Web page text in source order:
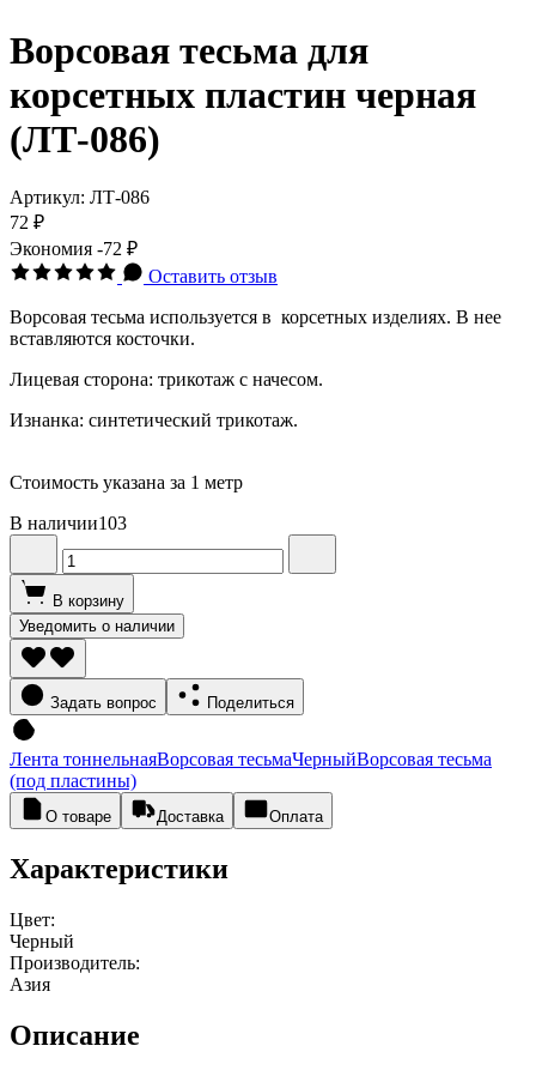
Ворсовая тесьма для
корсетных пластин черная
(ЛТ-086)
Артикул: ЛТ-086
72 ₽
Экономия -72 ₽
Оставить отзыв
Ворсовая тесьма используется в корсетных изделиях. В нее
вставляются косточки.
Лицевая сторона: трикотаж с начесом.
Изнанка: синтетический трикотаж.
Стоимость указана за 1 метр
В наличии103
В корзину
Уведомить о наличии
Задать вопрос Поделиться
Лента тоннельнаяВорсовая тесьмаЧерныйВорсовая тесьма
(под пластины)
О товаре Доставка Оплата
Характеристики
Цвет:
Черный
Производитель:
Азия
Описание